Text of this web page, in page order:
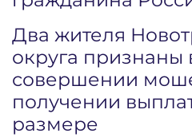
Два жителя
округа
совершении
получении
размере